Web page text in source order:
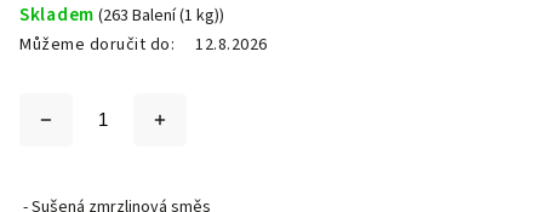
Skladem (263 Balení (1 kg))
Můžeme doručit do:
12.8.2026
- Sušená zmrzlinová směs